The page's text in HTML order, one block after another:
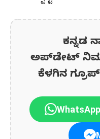
ಕನ್ನಡ
ಅಪ್‌ಡೇಟ್‌
ಕೆಳಗಿನ
WhatsApp